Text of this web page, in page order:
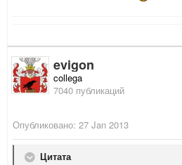
evigon
collega
7040 публикаций
Опубликовано: 27 Jan 2013
Цитата